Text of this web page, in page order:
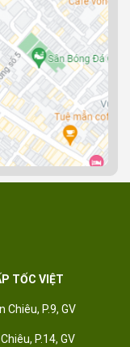
TỐC VIỆT
P.9, GV
P.14, GV